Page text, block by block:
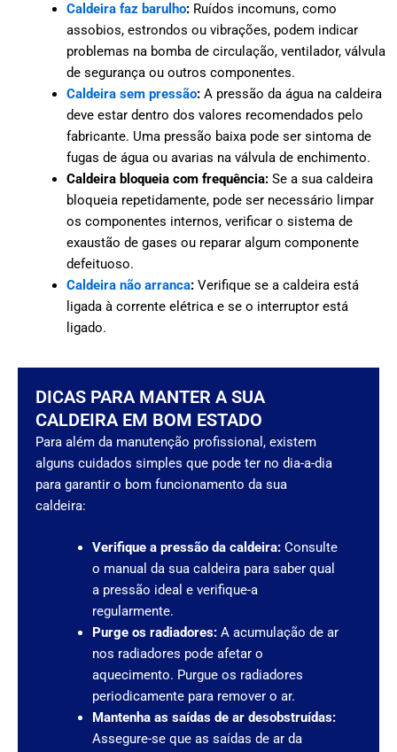
Caldeira faz barulho: Ruídos incomuns, como
assobios, estrondos ou vibrações, podem indicar
problemas na bomba de circulação, ventilador, válvula
de segurança ou outros componentes.
Caldeira sem pressão: A pressão da água na caldeira
deve estar dentro dos valores recomendados pelo
fabricante. Uma pressão baixa pode ser sintoma de
fugas de água ou avarias na válvula de enchimento.
Caldeira bloqueia com frequência: Se a sua caldeira
bloqueia repetidamente, pode ser necessário limpar
os componentes internos, verificar o sistema de
exaustão de gases ou reparar algum componente
defeituoso.
Caldeira não arranca: Verifique se a caldeira está
ligada à corrente elétrica e se o interruptor está
ligado.
DICAS PARA MANTER A SUA
CALDEIRA EM BOM ESTADO
Para além da manutenção profissional, existem
alguns cuidados simples que pode ter no dia-a-dia
para garantir o bom funcionamento da sua
caldeira:
Verifique a pressão da caldeira:Consulte
o manual da sua caldeira para saber qual
a pressão ideal e verifique-a
regularmente.
Purge os radiadores:A acumulação de ar
nos radiadores pode afetar o
aquecimento. Purgue os radiadores
periodicamente para remover o ar.
Mantenha as saídas de ar desobstruídas:
Assegure-se que as saídas de ar da